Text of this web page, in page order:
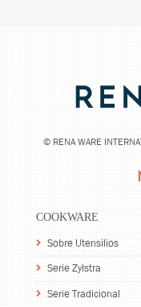
© RENA WARE
COOKWARE
Sobre Utensilios
Serie Zylstra
Serie Tradicional